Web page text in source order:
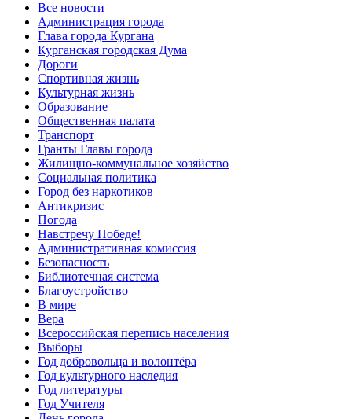
Все новости
Администрация города
Глава города Кургана
Курганская городская Дума
Дороги
Спортивная жизнь
Культурная жизнь
Образование
Общественная палата
Транспорт
Гранты Главы города
Жилищно-коммунальное хозяйство
Социальная политика
Город без наркотиков
Антикризис
Погода
Навстречу Победе!
Административная комиссия
Безопасность
Библиотечная система
Благоустройство
В мире
Вера
Всероссийская перепись населения
Выборы
Год добровольца и волонтёра
Год культурного наследия
Год литературы
Год Учителя